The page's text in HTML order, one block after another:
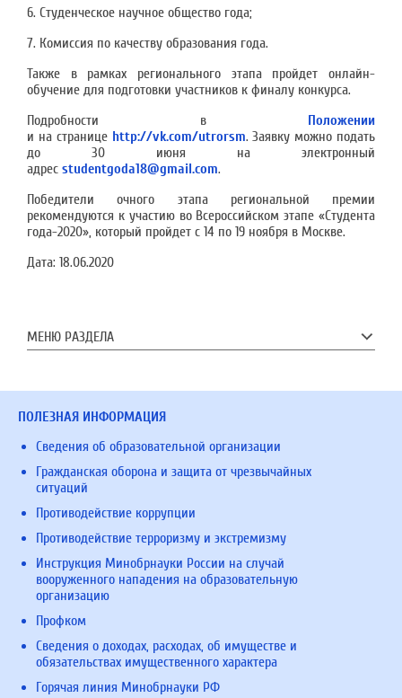
6. Студенческое научное общество года;
7. Комиссия по качеству образования года.
Также в рамках регионального этапа пройдет онлайн-
обучение для подготовки участников к финалу конкурса.
Подробности в Положении
и на странице http://vk.com/utrorsm. Заявку можно подать
до 30 июня на электронный
адрес studentgoda18@gmail.com.
Победители очного этапа региональной премии
рекомендуются к участию во Всероссийском этапе «Студента
года-2020», который пройдет с 14 по 19 ноября в Москве.
Дата: 18.06.2020
МЕНЮ РАЗДЕЛА
ПОЛЕЗНАЯ ИНФОРМАЦИЯ
Сведения об образовательной организации
Гражданская оборона и защита от чрезвычайных
ситуаций
Противодействие коррупции
Противодействие терроризму и экстремизму
Инструкция Минобрнауки России на случай
вооруженного нападения на образовательную
организацию
Профком
Сведения о доходах, расходах, об имуществе и
обязательствах имущественного характера
Горячая линия Минобрнауки РФ